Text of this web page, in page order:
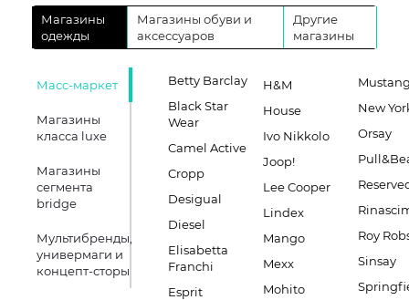
Магазины
одежды
Магазины обуви и
аксессуаров
Другие
магазины
Масс-маркет
Магазины
класса luxe
Магазины
сегмента
bridge
Мультибренды,
универмаги и
концепт-сторы
Betty Barclay
Black Star
Wear
Camel Active
Cropp
Desigual
Diesel
Elisabetta
Franchi
Esprit
H&M
House
Ivo Nikkolo
Joop!
Lee Cooper
Lindex
Mango
Mexx
Mohito
New
Orsay
Roy
Sinsay